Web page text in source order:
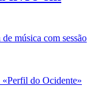
música com sessão